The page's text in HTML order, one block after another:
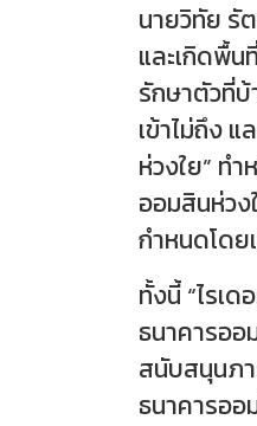
นายวิทัย รั
และเกิดพื้
รักษาตัวที่
เข้าไม่ถึง
ห่วงใย” ท
ออมสินห่ว
กำหนดโดย
ทั้งนี้ “ไรเ
ธนาคารออ
สนับสนุนภ
ธนาคารอ